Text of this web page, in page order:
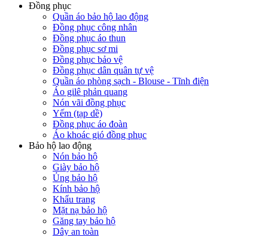
Đồng phục
Quần áo bảo hộ lao động
Đồng phục công nhân
Đồng phục áo thun
Đồng phục sơ mi
Đồng phục bảo vệ
Đồng phục dân quân tự vệ
Quần áo phòng sạch - Blouse - Tĩnh điện
Áo gilê phản quang
Nón vãi đồng phục
Yếm (tạp dề)
Đồng phục áo đoàn
Áo khoác gió đồng phục
Bảo hộ lao động
Nón bảo hộ
Giày bảo hộ
Ủng bảo hộ
Kính bảo hộ
Khẩu trang
Mặt nạ bảo hộ
Găng tay bảo hộ
Dây an toàn